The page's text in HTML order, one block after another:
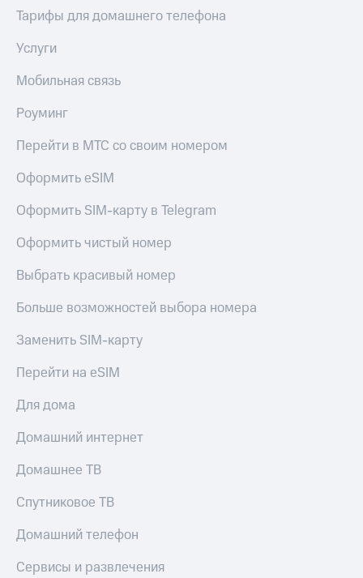
Уведомление
о
Другое
Контакты
деловая этика
Тарифы для домашнего телефона
Услуги
Мобильная связь
Роуминг
Перейти в МТС со своим номером
Оформить eSIM
Оформить SIM-карту в Telegram
Оформить чистый номер
Выбрать красивый номер
Больше возможностей выбора номера
Заменить SIM-карту
Перейти на eSIM
Для дома
Домашний интернет
Домашнее ТВ
Спутниковое ТВ
Домашний телефон
Сервисы и развлечения